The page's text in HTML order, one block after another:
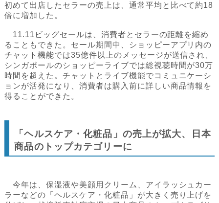
初めて出店したセラーの売上は、通常平均と比べて約18
倍に増加した。
11.11ビッグセールは、消費者とセラーの距離を縮め
ることもできた。セール期間中、ショッピーアプリ内の
チャット機能では35億件以上のメッセージが送信され、
シンガポールのショッピーライブでは総視聴時間が30万
時間を超えた。チャットとライブ機能でコミュニケーシ
ョンが活発になり、消費者は購入前に詳しい商品情報を
得ることができた。
「ヘルスケア・化粧品」の売上が拡大、日本
商品のトップカテゴリーに
今年は、保湿液や美顔用クリーム、アイラッシュカー
ラーなどの「ヘルスケア・化粧品」が大きく売り上げを